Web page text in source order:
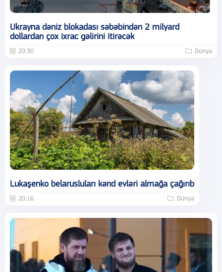
Ukrayna dəniz blokadası səbəbindən 2 milyard
dollardan çox ixrac gəlirini itirəcək
20:30 Dünya
Lukaşenko belarusluları kənd evləri almağa çağırıb
20:16 Dünya